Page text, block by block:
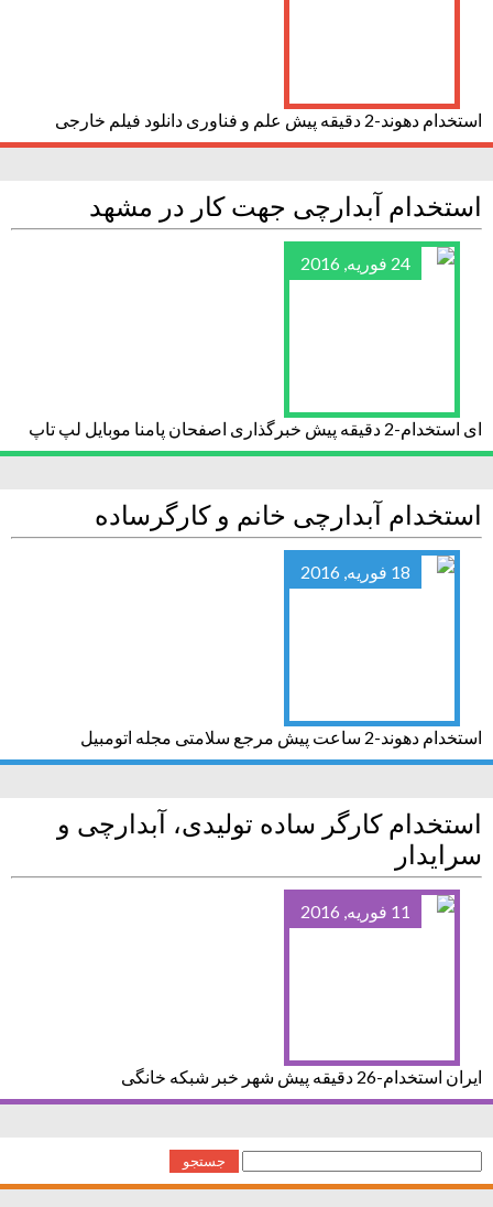
استخدام دهوند-2 دقیقه پیش علم و فناوری دانلود فیلم خارجی
استخدام آبدارچی جهت کار در مشهد
24 فوریه, 2016
ای استخدام-2 دقیقه پیش خبرگذاری اصفحان پامنا موبایل لپ تاپ
استخدام آبدارچی خانم و کارگرساده
18 فوریه, 2016
استخدام دهوند-2 ساعت پیش مرجع سلامتی مجله اتومبیل
استخدام کارگر ساده تولیدی، آبدارچی و
سرایدار
11 فوریه, 2016
ایران استخدام-26 دقیقه پیش شهر خبر شبکه خانگی
جستجو
برای: